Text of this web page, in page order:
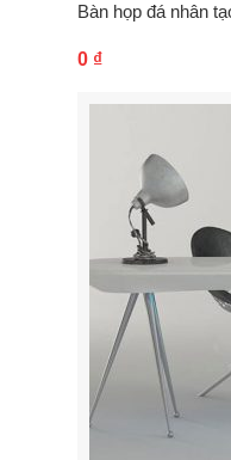
Bàn họp đá nhân
0 ₫